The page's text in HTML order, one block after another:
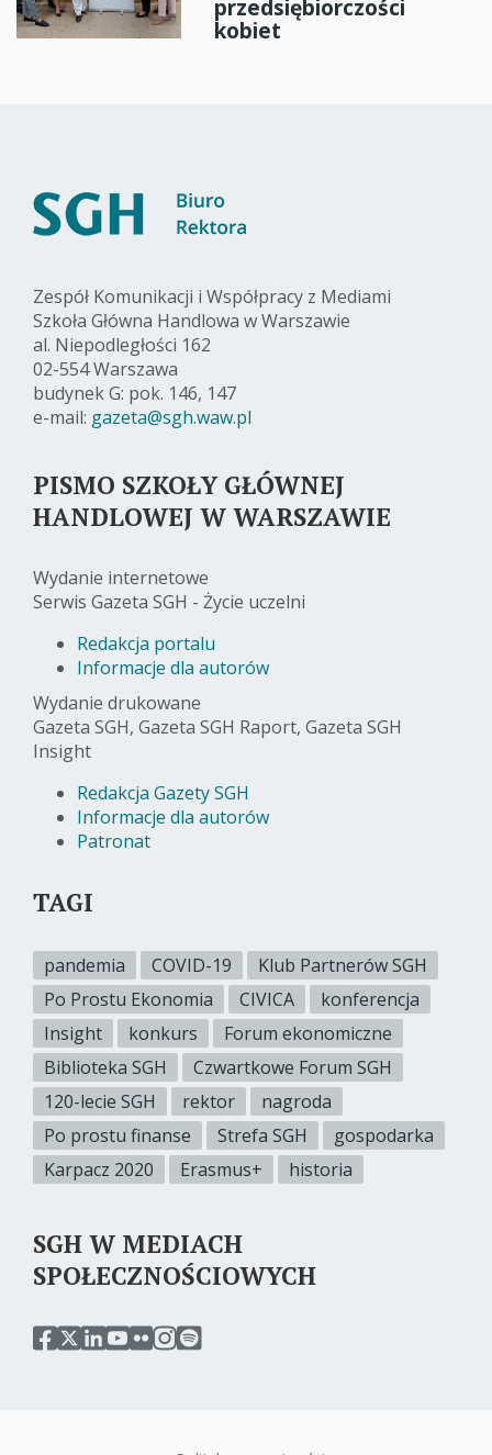
przedsiębiorczości
kobiet
Zespół Komunikacji i Współpracy z Mediami
Szkoła Główna Handlowa w Warszawie
al. Niepodległości 162
02-554 Warszawa
budynek G: pok. 146, 147
e-mail: gazeta@sgh.waw.pl
PISMO SZKOŁY GŁÓWNEJ
HANDLOWEJ W WARSZAWIE
Wydanie internetowe
Serwis Gazeta SGH - Życie uczelni
Redakcja portalu
Informacje dla autorów
Wydanie drukowane
Gazeta SGH, Gazeta SGH Raport, Gazeta SGH
Insight
Redakcja Gazety SGH
Informacje dla autorów
Patronat
TAGI
pandemia COVID-19
Klub Partnerów SGH
Po Prostu Ekonomia
CIVICA
konferencja
Insight
konkurs
Forum ekonomiczne
Biblioteka SGH
Czwartkowe Forum SGH
120-lecie SGH
rektor
nagroda
Po prostu finanse
Strefa SGH
gospodarka
Karpacz 2020
Erasmus+ historia
SGH W MEDIACH
SPOŁECZNOŚCIOWYCH
przejdź
przejdź
przejdź
przejdź
przejdź
przejdźprzejdź